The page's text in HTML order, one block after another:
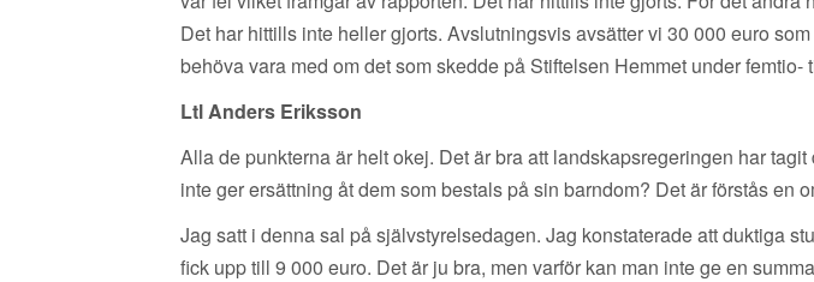
Det har hittills inte heller gjorts. Avslutningsvis avsätter vi 30 000 euro
behöva vara med om det som skedde på Stiftelsen Hemmet under femtio-
Ltl Anders Eriksson
Alla de punkterna är helt okej. Det är bra att landskapsregeringen har
inte ger ersättning åt dem som bestals på sin barndom? Det är förstås en
Jag satt i denna sal på självstyrelsedagen. Jag konstaterade att duktiga
fick upp till 9 000 euro. Det är ju bra, men varför kan man inte ge en